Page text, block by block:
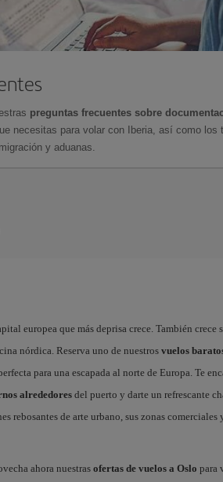
preguntas frecuentes sobre
necesitas para volar con Iberia, así como los
y aduanas.
europea que más deprisa crece. También crece
nórdica. Reserva uno de nuestros vuelos
para una escapada al norte de Europa. Te
alrededoresdel puerto y darte un refrescante
rebosantes de arte urbano, sus zonas comerciales
ahora nuestras ofertas de vuelos a Oslo para